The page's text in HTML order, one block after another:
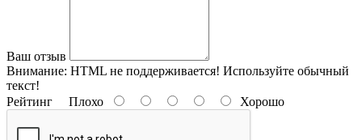
Ваш отзыв
Внимание: HTML не поддерживается! Используйте обычный
текст!
Рейтинг Плохо Хорошо